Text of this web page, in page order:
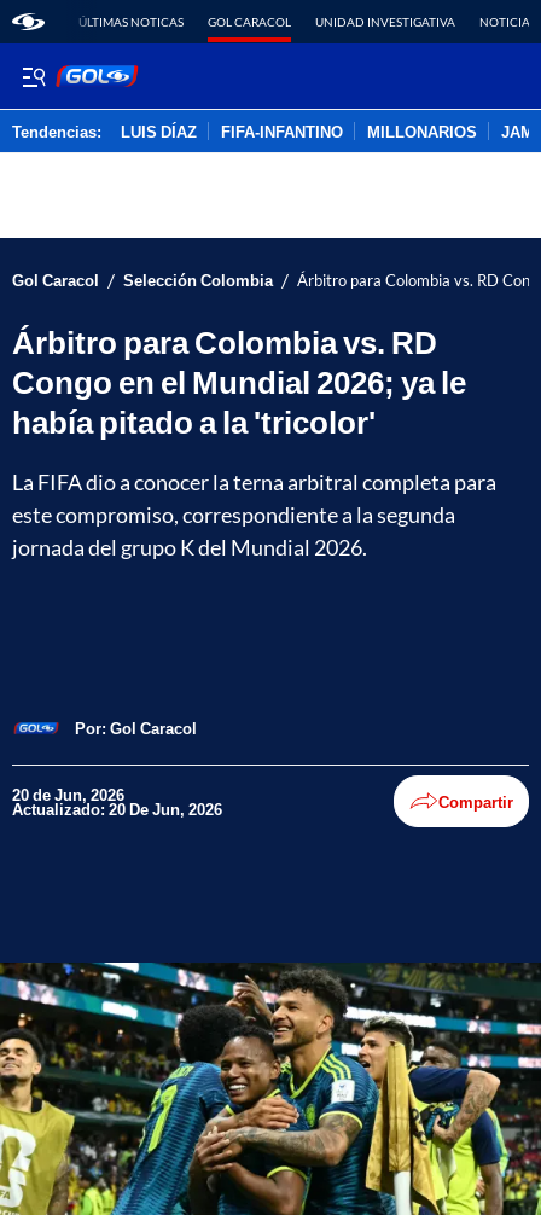
ÚLTIMAS NOTICAS GOL CARACOL UNIDAD INVESTIGATIVA NOTICIAS
Tendencias: LUIS DÍAZ FIFA-INFANTINO MILLONARIOS
Gol Caracol / Selección Colombia / Árbitro para Colombia vs. RD
Árbitro para Colombia vs. RD
Congo en el Mundial 2026; ya le
había pitado a la 'tricolor'
La FIFA dio a conocer la terna arbitral completa para
este compromiso, correspondiente a la segunda
jornada del grupo K del Mundial 2026.
Por: Gol Caracol
20 de Jun, 2026
Actualizado: 20 De Jun, 2026 Compartir